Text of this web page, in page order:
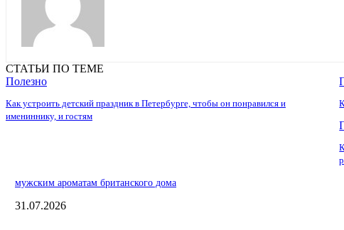
СТАТЬИ ПО ТЕМЕ
Полезно
Как устроить детский праздник в Петербурге, чтобы он понравился и
имениннику, и гостям
мужским ароматам британского дома
31.07.2026